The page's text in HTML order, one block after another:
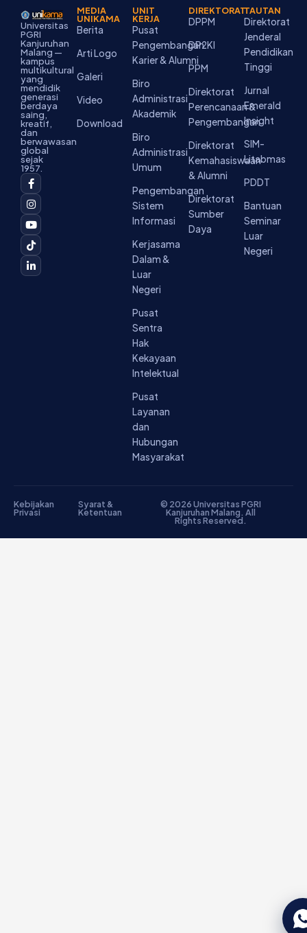
Universitas
PGRI
Kanjuruhan
Malang —
kampus
multikultural
yang
mendidik
generasi
berdaya
saing,
kreatif,
dan
berwawasan
global
sejak
1957.
F
a
c
e
b
o
o
k
-
f
I
n
s
t
a
g
r
a
m
Y
o
u
t
u
b
e
T
i
k
t
o
k
L
i
n
k
e
d
i
n
-
i
MEDIA
UNIKAMA
Berita
Arti Logo
Galeri
Video
Download
UNIT
KERJA
Pusat
Pengembangan
Karier & Alumni
Biro
Administrasi
Akademik
Biro
Administrasi
Umum
Pengembangan
Sistem
Informasi
Kerjasama
Dalam &
Luar
Negeri
Pusat
Sentra
Hak
Kekayaan
Intelektual
Pusat
Layanan
dan
Hubungan
Masyarakat
DIREKTORAT
DPPM
DP2KI
PPM
Direktorat
Perencanaan &
Pengembangan
Direktorat
Kemahasiswaan
& Alumni
Direktorat
Sumber
Daya
TAUTAN
Direktorat
Jenderal
Pendidikan
Tinggi
Jurnal
Emerald
Insight
SIM-
Litabmas
PDDT
Bantuan
Seminar
Luar
Negeri
© 2026 Universitas PGRI
Kanjuruhan Malang. All
Rights Reserved.
Kebijakan
Privasi
Syarat &
Ketentuan